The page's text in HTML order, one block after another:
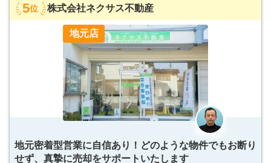
5位 株式会社ネクサス不動産
地元店
地元密着型営業に自信あり！どのような物件でもお断り
せず、真摯に売却をサポートいたします